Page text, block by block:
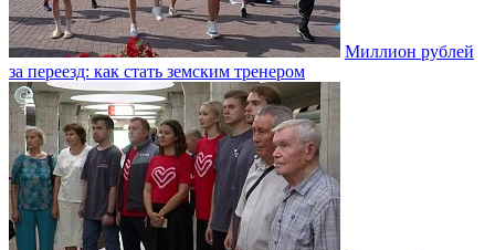
Миллион рублей
за переезд: как стать земским тренером